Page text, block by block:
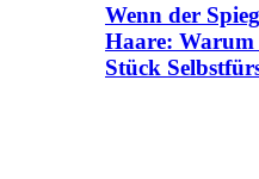
Wenn der
Haare: Warum
Stück